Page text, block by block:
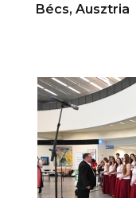
Bécs, Ausztria